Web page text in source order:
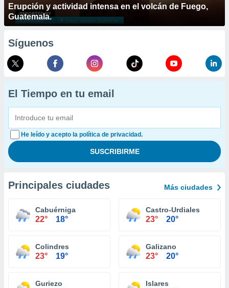
Erupción y actividad intensa en el volcán de Fuego,
Guatemala.
Síguenos
El Tiempo en tu email
He leído y acepto la política de privacidad.
Principales ciudades Más ciudades
Cabuérniga
22° 18°
Castro-Urdiales
23° 20°
Colindres
23° 19°
Galizano
23° 20°
Guriezo Islares